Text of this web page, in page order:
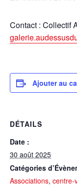
Contact : Collectif
Ajouter au
DÉTAILS
Date :
30 août 2025
Catégories
Associations, centre-